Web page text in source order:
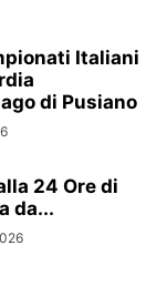
Italiani
di Pusiano
24 Ore di
da...